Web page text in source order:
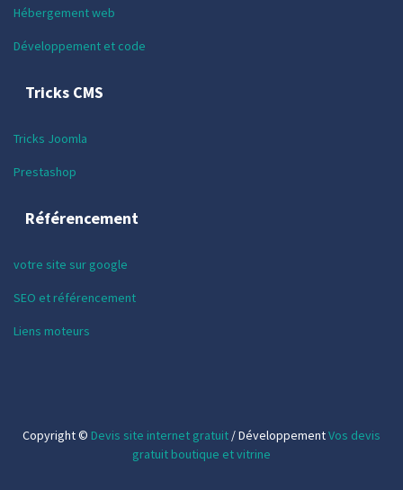
Hébergement web
Développement et code
Tricks CMS
Tricks Joomla
Prestashop
Référencement
votre site sur google
SEO et référencement
Liens moteurs
Copyright © Devis site internet gratuit / DéveloppementVos devis
gratuit boutique et vitrine